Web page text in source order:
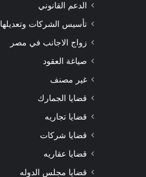
الدعم القانوني
تأسيس الشركات وتعديلها
زواج الاجانب في مصر
صياغة العقود
غير مصنف
قضايا الجمارك
قضايا تجاريه
قضايا شركات
قضايا عقاريه
قضايا مجلس الدوله